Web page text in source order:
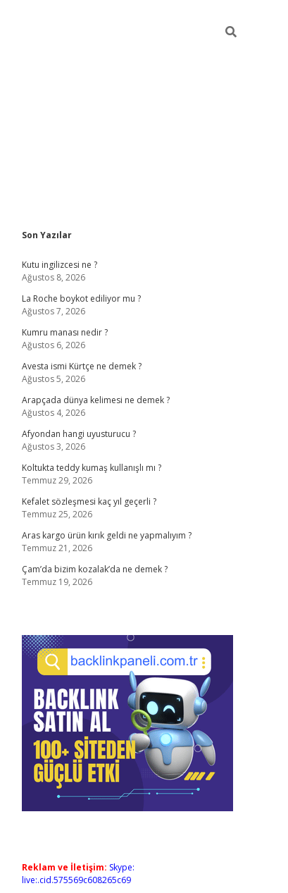
Sidebar
Son Yazılar
Kutu ingilizcesi ne ?
Ağustos 8, 2026
La Roche boykot ediliyor mu ?
Ağustos 7, 2026
Kumru manası nedir ?
Ağustos 6, 2026
Avesta ismi Kürtçe ne demek ?
Ağustos 5, 2026
Arapçada dünya kelimesi ne demek ?
Ağustos 4, 2026
Afyondan hangi uyusturucu ?
Ağustos 3, 2026
Koltukta teddy kumaş kullanışlı mı ?
Temmuz 29, 2026
Kefalet sözleşmesi kaç yıl geçerli ?
Temmuz 25, 2026
Aras kargo ürün kırık geldi ne yapmalıyım ?
Temmuz 21, 2026
Çam’da bizim kozalak’da ne demek ?
Temmuz 19, 2026
Reklam ve İletişim: Skype:
live:.cid.575569c608265c69